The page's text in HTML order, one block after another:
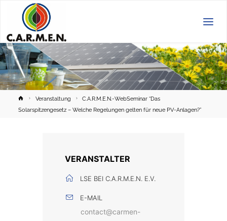
HomeVeranstaltung
C.A.R.M.E.N.-WebSeminar “Das
Solarspitzengesetz – Welche Regelungen gelten für neue PV-Anlagen?”
VERANSTALTER
LSE BEI C.A.R.M.E.N. E.V.
E-MAIL
contact@carmen-